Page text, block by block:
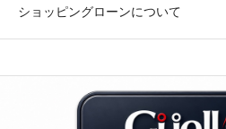
ショッピングローンについて